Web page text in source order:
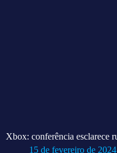
Xbox: conferência esclarece
15 de fevereiro de 2024